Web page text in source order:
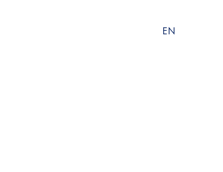
Sprache
EN